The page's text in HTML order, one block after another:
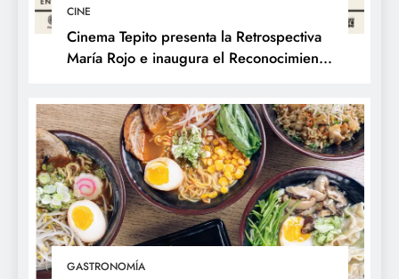
CINE
Cinema Tepito presenta la Retrospectiva
María Rojo e inaugura el Reconocimiento
Fílmica
GASTRONOMÍA